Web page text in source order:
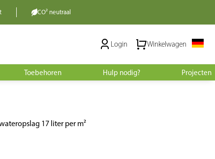
CO² neutraal
Login Winkelwagen
Toebehoren Hulp nodig? Projecten
17 liter per m²